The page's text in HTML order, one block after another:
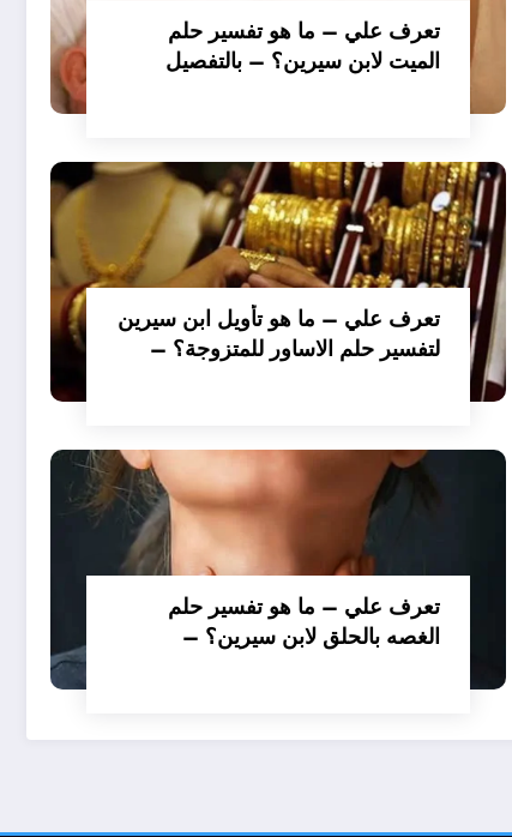
تعرف علي – ما هو تفسير حلم
الميت لابن سيرين؟ – بالتفصيل
تعرف علي – ما هو تأويل ابن سيرين
لتفسير حلم الاساور للمتزوجة؟ –
تعرف علي – ما هو تفسير حلم
الغصه بالحلق لابن سيرين؟ –